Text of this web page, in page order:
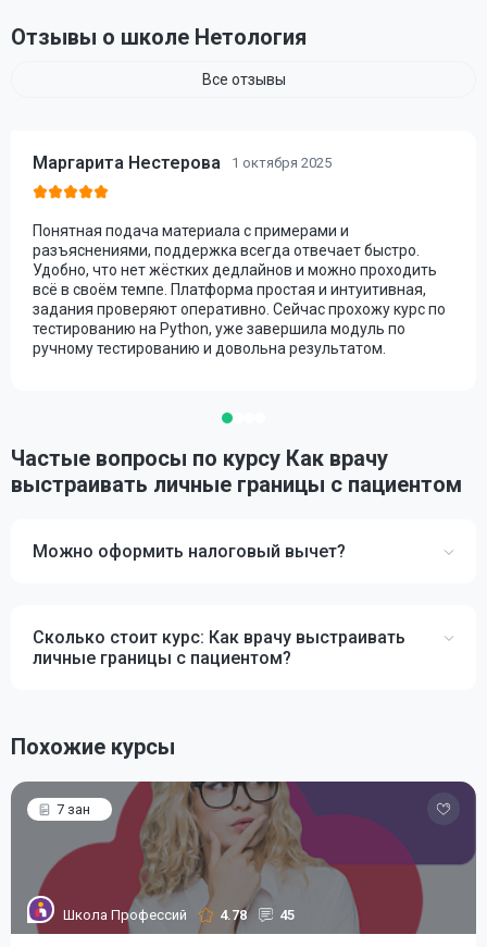
Отзывы о школе Нетология
Все отзывы
Маргарита Нестерова 1 октября 2025
Понятная подача материала с примерами и
разъяснениями, поддержка всегда отвечает быстро.
Удобно, что нет жёстких дедлайнов и можно проходить
всё в своём темпе. Платформа простая и интуитивная,
задания проверяют оперативно. Сейчас прохожу курс по
тестированию на Python, уже завершила модуль по
ручному тестированию и довольна результатом.
Частые вопросы по курсу Как врачу
выстраивать личные границы с пациентом
Можно оформить налоговый вычет?
Сколько стоит курс: Как врачу выстраивать
личные границы с пациентом?
Похожие курсы
7 зан
Школа Профессий 4.78 45